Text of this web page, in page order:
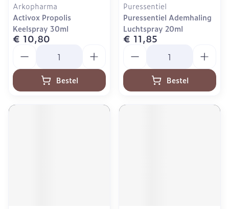
Arkopharma
Activox Propolis
Keelspray 30ml
€ 10,80
Bestel
Puressentiel
Puressentiel Ademhaling
Luchtspray 20ml
€ 11,85
Bestel